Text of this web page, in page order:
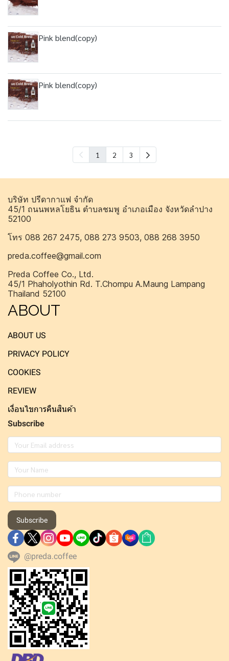
Pink blend(copy)
Pink blend(copy)
1 2 3
บริษัท ปรีดากาแฟ จำกัด
45/1 ถนนพหลโยธิน ตำบลชมพู อำเภอเมือง จังหวัดลำปาง
52100
โทร 088 267 2475, 088 273 9503, 088 268 3950
preda.coffee@gmail.com
Preda Coffee Co., Ltd.
45/1 Phaholyothin Rd. T.Chompu A.Maung Lampang
Thailand 52100
ABOUT
ABOUT US
PRIVACY POLICY
COOKIES
REVIEW
เงื่อนไขการคืนสินค้า
Subscribe
Subscribe
@preda.coffee